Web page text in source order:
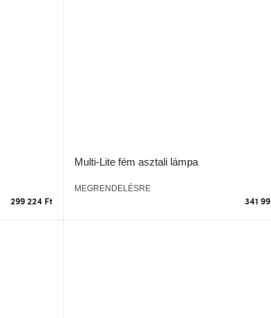
299 224 Ft
Multi-Lite fém asztali lámpa
MEGRENDELÉSRE
341